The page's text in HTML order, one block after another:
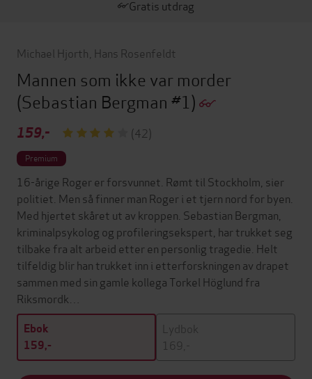
Gratis utdrag
Michael Hjorth Hans Rosenfeldt
Mannen som ikke var morder
(Sebastian Bergman #1)
159,- (42)
Premium
16-årige Roger er forsvunnet. Rømt til Stockholm, sier
politiet. Men så finner man Roger i et tjern nord for byen.
Med hjertet skåret ut av kroppen. Sebastian Bergman,
kriminalpsykolog og profileringsekspert, har trukket seg
tilbake fra alt arbeid etter en personlig tragedie. Helt
tilfeldig blir han trukket inn i etterforskningen av drapet
sammen med sin gamle kollega Torkel Höglund fra
Riksmordk…
Ebok
159,-
Lydbok
169,-